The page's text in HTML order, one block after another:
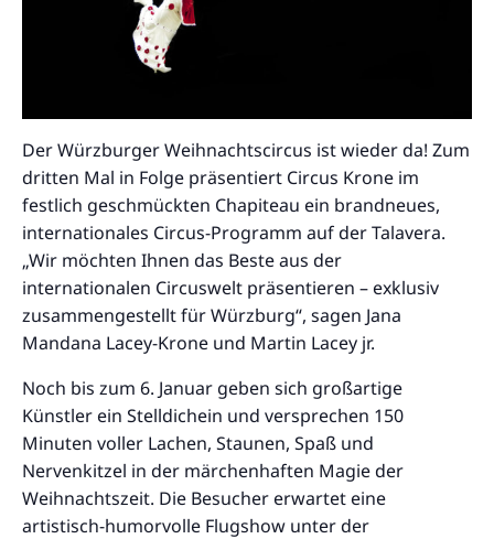
Der Würzburger Weihnachtscircus ist wieder da! Zum
dritten Mal in Folge präsentiert Circus Krone im
festlich geschmückten Chapiteau ein brandneues,
internationales Circus-Programm auf der Talavera.
„Wir möchten Ihnen das Beste aus der
internationalen Circuswelt präsentieren – exklusiv
zusammengestellt für Würzburg“, sagen Jana
Mandana Lacey-Krone und Martin Lacey jr.
Noch bis zum 6. Januar geben sich großartige
Künstler ein Stelldichein und versprechen 150
Minuten voller Lachen, Staunen, Spaß und
Nervenkitzel in der märchenhaften Magie der
Weihnachtszeit. Die Besucher erwartet eine
artistisch-humorvolle Flugshow unter der